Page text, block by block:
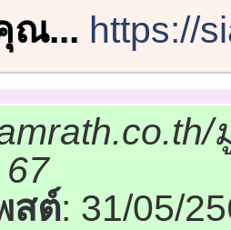
ณ... https://
สต์: 31/05/